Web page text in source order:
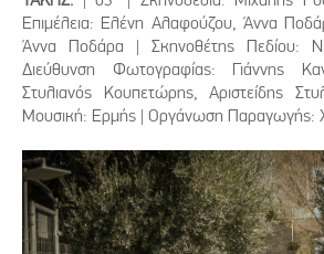
Επιμέλεια: Ελένη Αλαφούζου, Άννα
Άννα Ποδάρα | Σκηνοθέτης Πεδίου:
Διεύθυνση Φωτογραφίας: Γιάννης
Στυλιανός Κουπετώρης, Αριστείδης
Μουσική: Ερμής | Οργάνωση Παραγωγής: